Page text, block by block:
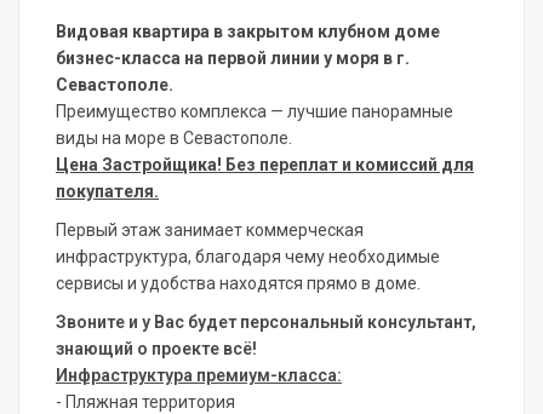
Видовая квартира в закрытом клубном доме
бизнес-класса на первой линии у моря в г.
Севастополе.
Преимущество комплекса — лучшие панорамные
виды на море в Севастополе.
Цена Застройщика! Без переплат и комиссий для
покупателя.
Первый этаж занимает коммерческая
инфраструктура, благодаря чему необходимые
сервисы и удобства находятся прямо в доме.
Звоните и у Вас будет персональный консультант,
знающий о проекте всё!
Инфраструктура премиум-класса:
- Пляжная территория